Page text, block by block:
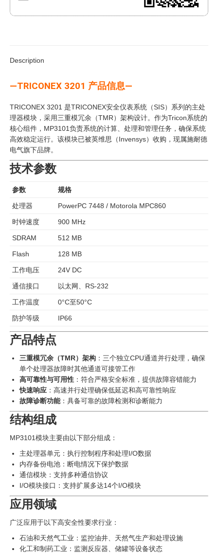
Description
—TRICONEX 3201 产品信息—
TRICONEX 3201 是TRICONEX安全仪表系统（SIS）系列的主处
理器模块，采用三重模冗余（TMR）架构设计。作为Tricon系统的
核心组件，MP3101负责系统的计算、处理和管理任务，确保系统
高效稳定运行。该模块已被英维思（Invensys）收购，现属施耐德
电气旗下品牌。
技术参数
参数 规格
处理器 PowerPC 7448 / Motorola MPC860
时钟速度 900 MHz
SDRAM 512 MB
Flash 128 MB
工作电压 24V DC
通信接口 以太网、RS-232
工作温度 0°C至50°C
防护等级 IP66
产品特点
三重模冗余（TMR）架构 ：三个独立CPU通道并行处理，确保
单个处理器故障时其他通道可接管工作
高可靠性与可用性 ：符合严格安全标准，提供故障容错能力
快速响应 ：高速并行处理确保低延迟和高可靠性响应
故障诊断功能：具备可靠的故障检测和诊断能力
结构组成
MP3101模块主要由以下部分组成：
主处理器单元：执行控制程序和处理I/O数据
内存备份电池：断电情况下保护数据
通信模块：支持多种通信协议
I/O模块接口：支持扩展多达14个I/O模块
应用领域
广泛应用于以下高安全性要求行业：
石油和天然气工业：监控油井、天然气生产和处理设施
化工和制药工业：监测反应器、储罐等设备状态